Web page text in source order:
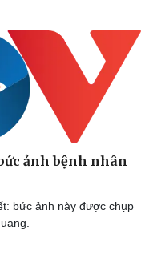
máy
ảnh bệnh nhân
bức ảnh này được chụp